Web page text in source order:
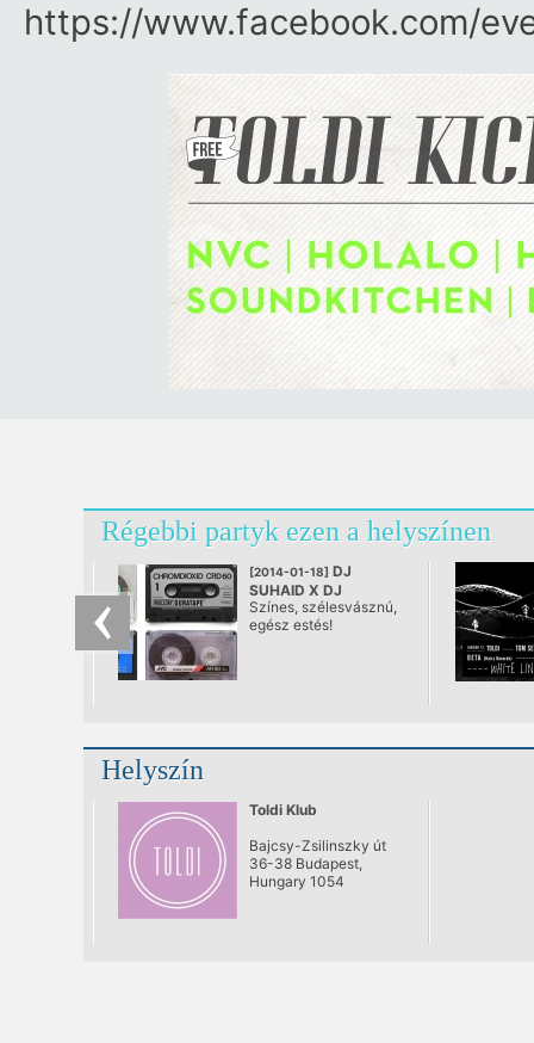
https:/​/​www.facebook.com/​
Régebbi partyk ezen a helyszínen
[2014-01-18] DJ
SUHAID X DJ
CRIMSON
@ Toldi Klub
Színes, szélesvásznú,
egész estés!
Helyszín
Toldi Klub
Bajcsy-Zsilinszky út
36-38 Budapest,
Hungary 1054